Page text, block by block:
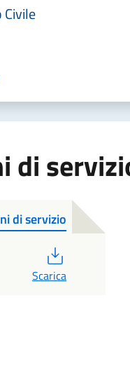
di
di servizio
Scarica